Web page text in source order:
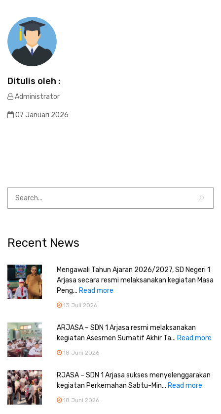
Ditulis oleh :
Administrator
07 Januari 2026
Recent News
Mengawali Tahun Ajaran 2026/2027, SD Negeri 1
Arjasa secara resmi melaksanakan kegiatan Masa
Peng... Read more
13 Juli 2026
ARJASA – SDN 1 Arjasa resmi melaksanakan
kegiatan Asesmen Sumatif Akhir Ta... Read more
18 Juni 2026
RJASA – SDN 1 Arjasa sukses menyelenggarakan
kegiatan Perkemahan Sabtu-Min... Read more
18 Juni 2026